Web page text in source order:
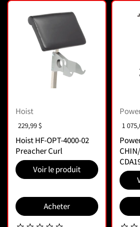
Hoist
Prix :
229,99 $
Hoist HF-OPT-4000-02
Preacher Curl
Voir le produit
Acheter
Prix
1